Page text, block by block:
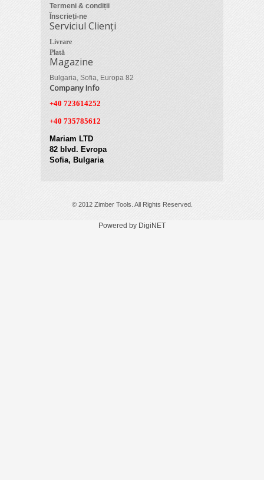
Termeni & condiții
Înscrieți-ne
Serviciul Clienți
Livrare
Plată
Magazine
Bulgaria, Sofia, Europa 82
Company Info
+40 723614252
+40 735785612
Mariam LTD
82 blvd. Evropa
Sofia, Bulgaria
© 2012 Zimber Tools. All Rights Reserved.
Powered by DigiNET